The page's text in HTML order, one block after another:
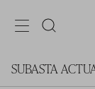
SUBASTA